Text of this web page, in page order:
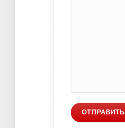
ОТПРАВИТЬ